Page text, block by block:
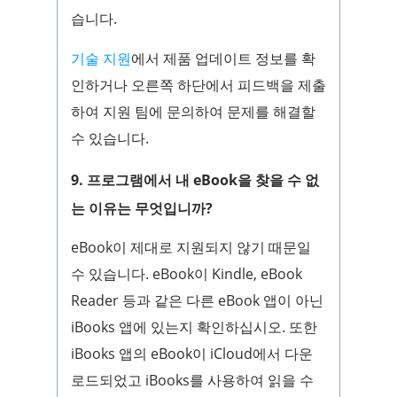
습니다.
기술 지원에서 제품 업데이트 정보를 확
인하거나 오른쪽 하단에서 피드백을 제출
하여 지원 팀에 문의하여 문제를 해결할
수 있습니다.
9. 프로그램에서 내 eBook을 찾을 수 없
는 이유는 무엇입니까?
eBook이 제대로 지원되지 않기 때문일
수 있습니다. eBook이 Kindle, eBook
Reader 등과 같은 다른 eBook 앱이 아닌
iBooks 앱에 있는지 확인하십시오. 또한
iBooks 앱의 eBook이 iCloud에서 다운
로드되었고 iBooks를 사용하여 읽을 수